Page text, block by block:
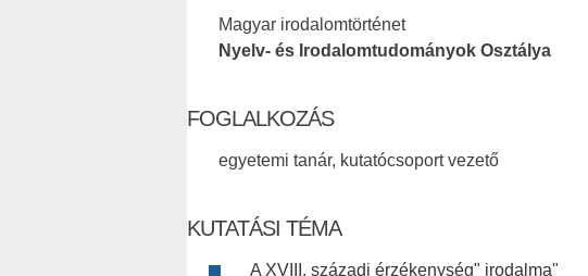
Magyar irodalomtörténet
Nyelv- és Irodalomtudományok Osztálya
FOGLALKOZÁS
egyetemi tanár, kutatócsoport vezető
KUTATÁSI TÉMA
A XVIII. századi érzékenység" irodalma"